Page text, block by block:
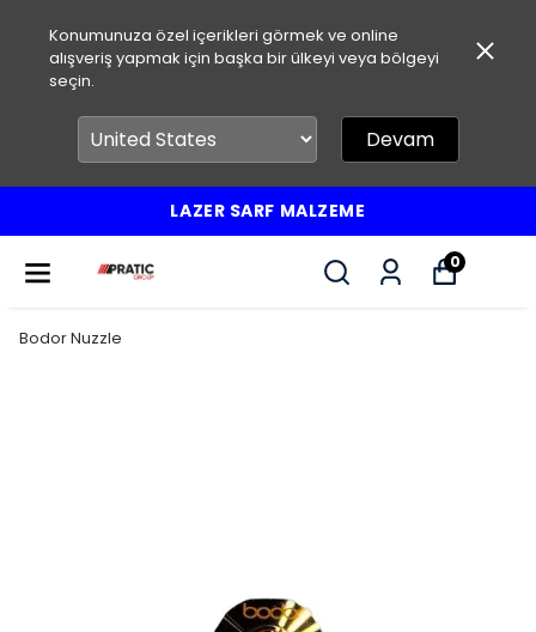
Konumunuza özel içerikleri görmek ve online
alışveriş yapmak için başka bir ülkeyi veya bölgeyi
seçin.
Devam
LAZER SARF MALZEME
0
Bodor Nuzzle